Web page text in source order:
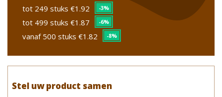
tot 249 stuks €1.92 -3%
tot 499 stuks €1.87 -6%
vanaf 500 stuks €1.82 -8%
Stel uw product samen